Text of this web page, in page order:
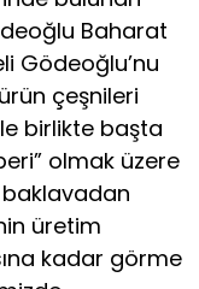
Baharat
Gödeoğlu’nu
çeşnileri
birlikte başta
olmak üzere
baklavadan
üretim
kadar görme